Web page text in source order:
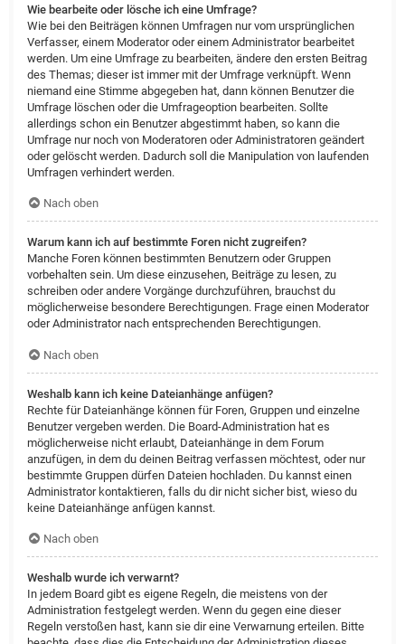
Wie bearbeite oder lösche ich eine Umfrage?
Wie bei den Beiträgen können Umfragen nur vom ursprünglichen
Verfasser, einem Moderator oder einem Administrator bearbeitet
werden. Um eine Umfrage zu bearbeiten, ändere den ersten Beitrag
des Themas; dieser ist immer mit der Umfrage verknüpft. Wenn
niemand eine Stimme abgegeben hat, dann können Benutzer die
Umfrage löschen oder die Umfrageoption bearbeiten. Sollte
allerdings schon ein Benutzer abgestimmt haben, so kann die
Umfrage nur noch von Moderatoren oder Administratoren geändert
oder gelöscht werden. Dadurch soll die Manipulation von laufenden
Umfragen verhindert werden.
Nach oben
Warum kann ich auf bestimmte Foren nicht zugreifen?
Manche Foren können bestimmten Benutzern oder Gruppen
vorbehalten sein. Um diese einzusehen, Beiträge zu lesen, zu
schreiben oder andere Vorgänge durchzuführen, brauchst du
möglicherweise besondere Berechtigungen. Frage einen Moderator
oder Administrator nach entsprechenden Berechtigungen.
Nach oben
Weshalb kann ich keine Dateianhänge anfügen?
Rechte für Dateianhänge können für Foren, Gruppen und einzelne
Benutzer vergeben werden. Die Board-Administration hat es
möglicherweise nicht erlaubt, Dateianhänge in dem Forum
anzufügen, in dem du deinen Beitrag verfassen möchtest, oder nur
bestimmte Gruppen dürfen Dateien hochladen. Du kannst einen
Administrator kontaktieren, falls du dir nicht sicher bist, wieso du
keine Dateianhänge anfügen kannst.
Nach oben
Weshalb wurde ich verwarnt?
In jedem Board gibt es eigene Regeln, die meistens von der
Administration festgelegt werden. Wenn du gegen eine dieser
Regeln verstoßen hast, kann sie dir eine Verwarnung erteilen. Bitte